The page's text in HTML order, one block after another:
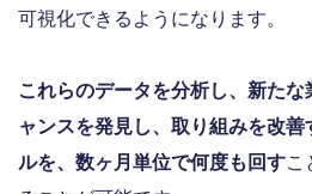
可視化できるようになります。
これらのデータを分析し、新た
ャンスを発見し、取り組みを改
ルを、数ヶ月単位で何度も回すこ